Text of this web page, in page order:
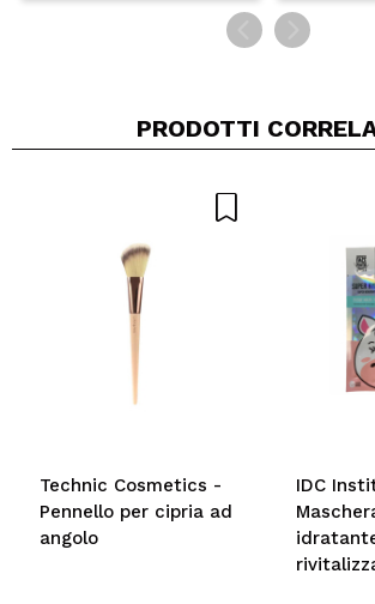
PRODOTTI
Technic Cosmetics -
Pennello per cipria ad
angolo
IDC